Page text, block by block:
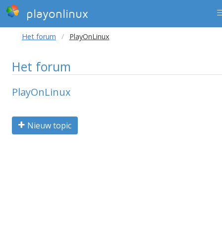
playonlinux
Het forum PlayOnLinux
Het forum
PlayOnLinux
Nieuw topic